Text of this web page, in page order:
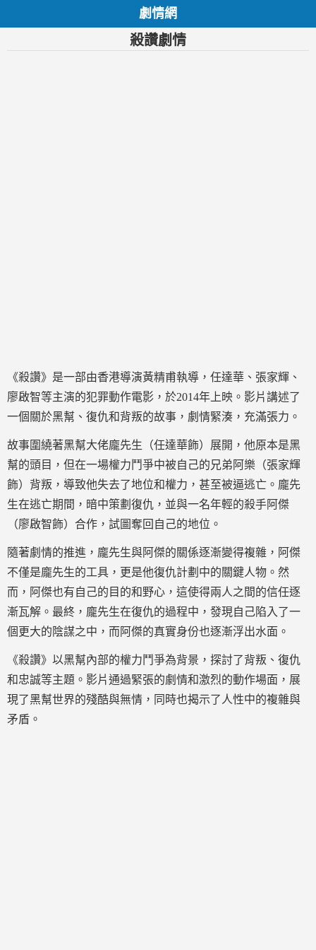
劇情網
殺讚劇情
《殺讚》是一部由香港導演黃精甫執導，任達華、張家輝、
廖啟智等主演的犯罪動作電影，於2014年上映。影片講述了
一個關於黑幫、復仇和背叛的故事，劇情緊湊，充滿張力。
故事圍繞著黑幫大佬龐先生（任達華飾）展開，他原本是黑
幫的頭目，但在一場權力鬥爭中被自己的兄弟阿樂（張家輝
飾）背叛，導致他失去了地位和權力，甚至被逼逃亡。龐先
生在逃亡期間，暗中策劃復仇，並與一名年輕的殺手阿傑
（廖啟智飾）合作，試圖奪回自己的地位。
隨著劇情的推進，龐先生與阿傑的關係逐漸變得複雜，阿傑
不僅是龐先生的工具，更是他復仇計劃中的關鍵人物。然
而，阿傑也有自己的目的和野心，這使得兩人之間的信任逐
漸瓦解。最終，龐先生在復仇的過程中，發現自己陷入了一
個更大的陰謀之中，而阿傑的真實身份也逐漸浮出水面。
《殺讚》以黑幫內部的權力鬥爭為背景，探討了背叛、復仇
和忠誠等主題。影片通過緊張的劇情和激烈的動作場面，展
現了黑幫世界的殘酷與無情，同時也揭示了人性中的複雜與
矛盾。